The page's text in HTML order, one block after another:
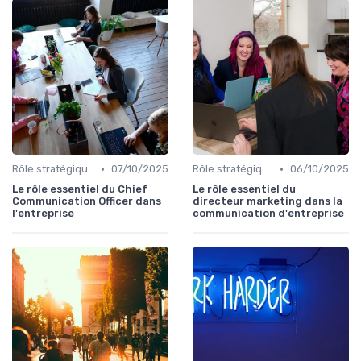
Rôle stratégique du directeur de la communication • 07/10/2025
Le rôle essentiel du Chief
Communication Officer dans
l'entreprise
Rôle stratégique du directeur de la communication • 06/10/2025
Le rôle essentiel du
directeur marketing dans la
communication d'entreprise